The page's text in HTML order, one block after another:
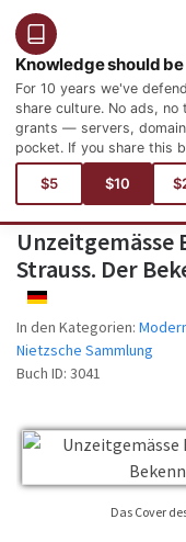
Knowledge should
For 10 years we've
share culture. No ads, no
grants — servers,
pocket. If you share this
$5 $10
Aktuelle Seite:Bücher
Moderne westliche
Unzeitgemässe
Strauss. Der
DEUTSCH
In den Kategorien:
Nietzsche Sammlung
Buch ID: 3041
Das Cover